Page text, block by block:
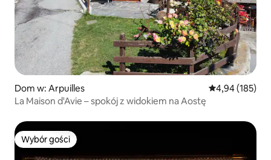
Dom w: Arpuilles Średnia
4,94 (185)
La Maison d'Avie – spokój z widokiem na Aostę
Wybór gości
Wybór gości